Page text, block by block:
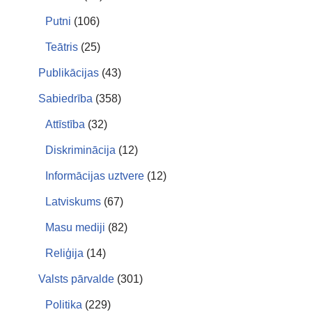
Putni (106)
Teātris (25)
Publikācijas (43)
Sabiedrība (358)
Attīstība (32)
Diskriminācija (12)
Informācijas uztvere (12)
Latviskums (67)
Masu mediji (82)
Reliģija (14)
Valsts pārvalde (301)
Politika (229)